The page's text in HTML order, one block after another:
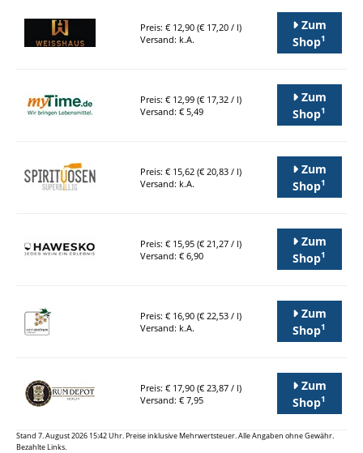
Preis: € 12,90 (€ 17,20 / l)
Versand: k.A.
Zum
Shop1
Preis: € 12,99 (€ 17,32 / l)
Versand: € 5,49
Zum
Shop1
Preis: € 15,62 (€ 20,83 / l)
Versand: k.A.
Zum
Shop1
Preis: € 15,95 (€ 21,27 / l)
Versand: € 6,90
Zum
Shop1
Preis: € 16,90 (€ 22,53 / l)
Versand: k.A.
Zum
Shop1
Preis: € 17,90 (€ 23,87 / l)
Versand: € 7,95
Zum
Shop1
Stand 7. August 2026 15:42 Uhr. Preise inklusive Mehrwertsteuer. Alle Angaben ohne Gewähr.
Bezahlte Links.